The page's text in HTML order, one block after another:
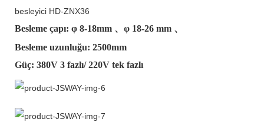
besleyici HD-ZNX36
Besleme çapı: φ 8-18mm 、φ 18-26 mm 、
Besleme uzunluğu: 2500mm
Güç: 380V 3 fazlı/ 220V tek fazlı